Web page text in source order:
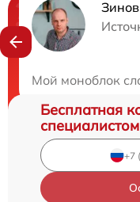
Мой моноблок
Нужна
Бесплатная
специалистом